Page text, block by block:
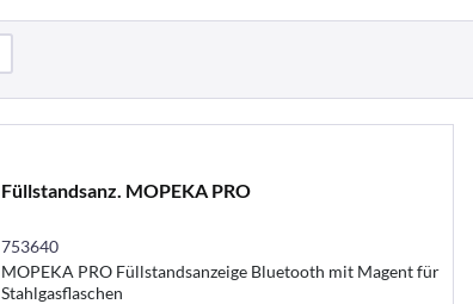
Füllstandsanz. MOPEKA PRO
753640
MOPEKA PRO Füllstandsanzeige Bluetooth mit Magent für
Stahlgasflaschen